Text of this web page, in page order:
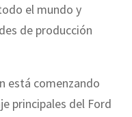
el mundo y
de producción
está comenzando
principales del Ford